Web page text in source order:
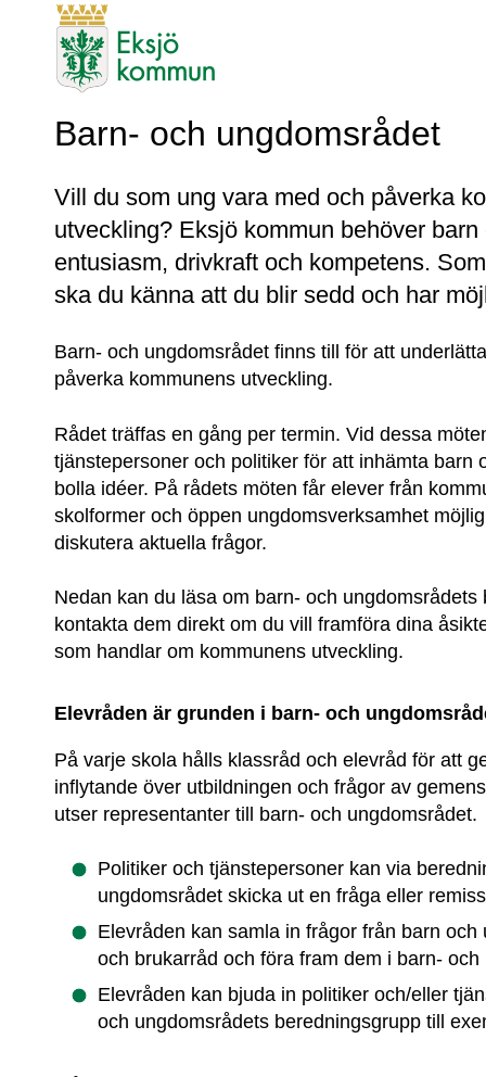
Barn- och ungdomsrådet
Vill du som ung vara med och påverka
utveckling? Eksjö kommun behöver
entusiasm, drivkraft och kompetens.
ska du känna att du blir sedd och har
Barn- och ungdomsrådet finns till för att
påverka kommunens utveckling.
Rådet träffas en gång per termin. Vid dessa
tjänstepersoner och politiker för att inhämta barn
bolla idéer. På rådets möten får elever från
skolformer och öppen ungdoms­verksamhet
diskutera aktuella frågor.
Nedan kan du läsa om barn- och
kontakta dem direkt om du vill framföra dina
som handlar om kommunens utveckling.
Elevråden är grunden i barn- och
På varje skola hålls klassråd och elevråd för att
inflytande över utbildningen och frågor av
utser representanter till barn- och ungdomsrådet.
Politiker och tjänstepersoner kan via
ungdomsrådet skicka ut en fråga eller
Elevråden kan samla in frågor från barn
och brukarråd och föra fram dem i barn-
Elevråden kan bjuda in politiker och/eller
och ungdomsrådets beredningsgrupp till